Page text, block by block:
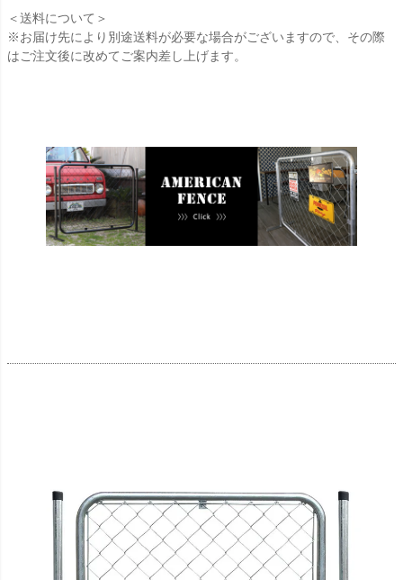
＜送料について＞
※お届け先により別途送料が必要な場合がございますので、その際
はご注文後に改めてご案内差し上げます。